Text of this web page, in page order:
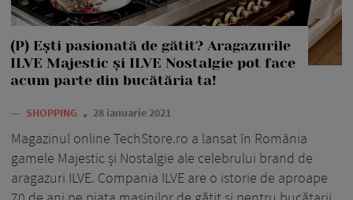
(P) Ești pasionată de gătit? Aragazurile
ILVE Majestic și ILVE Nostalgie pot face
acum parte din bucătăria ta!
— SHOPPING 28 ianuarie 2021
Magazinul online TechStore.ro a lansat în România
gamele Majestic și Nostalgie ale celebrului brand de
aragazuri ILVE. Compania ILVE are o istorie de aproape